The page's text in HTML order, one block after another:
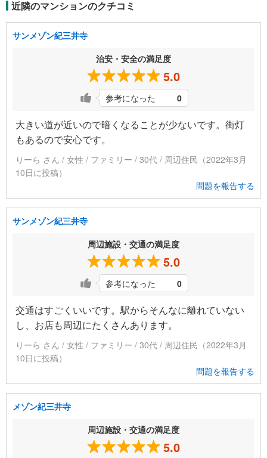
近隣のマンションのクチコミ
サンメゾン紀三井寺
治安・安全の満足度
5.0
参考になった 0
大きい道が近いので暗くなることが少ないです。街灯
もあるので安心です。
りーら さん / 女性 / ファミリー / 30代 / 周辺住民（2022年3月
10日に投稿）
問題を報告する
サンメゾン紀三井寺
周辺施設・交通の満足度
5.0
参考になった 0
交通はすごくいいです。駅からそんなに離れていない
し、お店も周辺にたくさんあります。
りーら さん / 女性 / ファミリー / 30代 / 周辺住民（2022年3月
10日に投稿）
問題を報告する
メゾン紀三井寺
周辺施設・交通の満足度
5.0